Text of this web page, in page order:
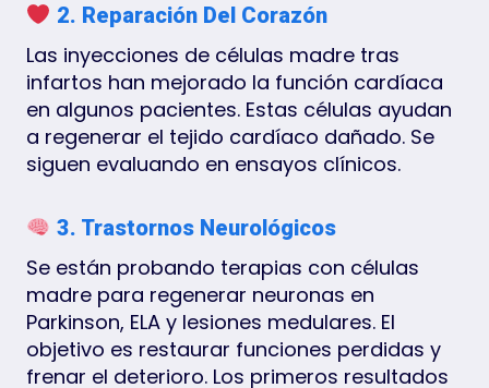
2. Reparación Del Corazón
Las inyecciones de células madre tras
infartos han mejorado la función cardíaca
en algunos pacientes. Estas células ayudan
a regenerar el tejido cardíaco dañado. Se
siguen evaluando en ensayos clínicos.
3. Trastornos Neurológicos
Se están probando terapias con células
madre para regenerar neuronas en
Parkinson, ELA y lesiones medulares. El
objetivo es restaurar funciones perdidas y
frenar el deterioro. Los primeros resultados